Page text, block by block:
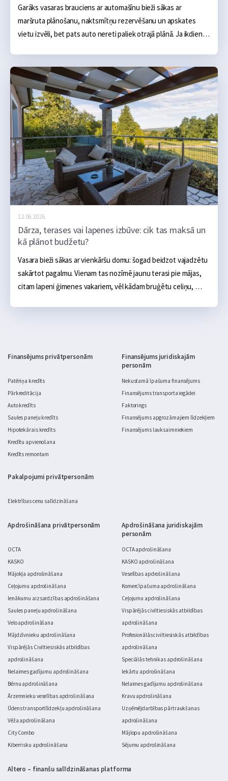
Garāks vasaras brauciens ar automašīnu bieži sākas ar
maršruta plānošanu, naktsmītņu rezervēšanu un apskates
vietu izvēli, bet pats auto nereti paliek otrajā plānā. Ja ikdienā
12.06.2026.
Dārza, terases vai lapenes izbūve: cik tas maksā un
kā plānot budžetu?
Vasara bieži sākas ar vienkāršu domu: šogad beidzot vajadzētu
sakārtot pagalmu. Vienam tas nozīmē jaunu terasi pie mājas,
citam lapeni ģimenes vakariem, vēl kādam bruģētu celiņu,
Finansējums privātpersonām
Patēriņa kredīts
Pārkreditācija
Auto kredīts
Saules paneļu kredīts
Hipotekārais kredīts
Kredītu apvienošana
Kredīts remontam
Pakalpojumi privātpersonām
Elektrības cenu salīdzināšana
Finansējums juridiskajām
personām
Nekustamā īpašuma finansējums
Finansējums transporta iegādei
Faktorings
Finansējums apgrozāmajiem līdzekļiem
Finansējums lauksaimniekiem
Apdrošināšana privātpersonām
OCTA
KASKO
Mājokļa apdrošināšana
Ceļojumu apdrošināšana
Ienākumu aizsardzības apdrošināšana
Saules paneļu apdrošināšana
Velo apdrošināšana
Mājdzīvnieku apdrošināšana
Vispārējās Civiltiesiskās atbildības
apdrošināšana
Nelaimes gadījumu apdrošināšana
Bērnu apdrošināšana
Ārzemnieku veselības apdrošināšana
Ūdens transportlīdzekļu apdrošināšana
Vēža apdrošināšana
City Combo
Kiberrisku apdrošināšana
Apdrošināšana juridiskajām
personām
OCTA apdrošināšana
KASKO apdrošināšana
Veselības apdrošināšana
Komercīpašuma apdrošināšana
Ceļojumu apdrošināšana
Vispārējās civiltiesiskās atbildības
apdrošināšana
Profesionālās civiltiesiskās atbildības
apdrošināšana
Speciālās tehnikas apdrošināšana
Iekārtu apdrošināšana
Nelaimes gadījumu apdrošināšana
Kravu apdrošināšana
Uzņēmējdarbības pārtraukšanas
apdrošināšana
Mājlopu apdrošināšana
Sējumu apdrošināšana
Altero – finanšu salīdzināšanas platforma